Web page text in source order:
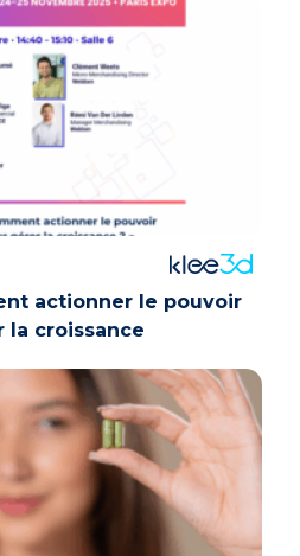
actionner le pouvoir
la croissance